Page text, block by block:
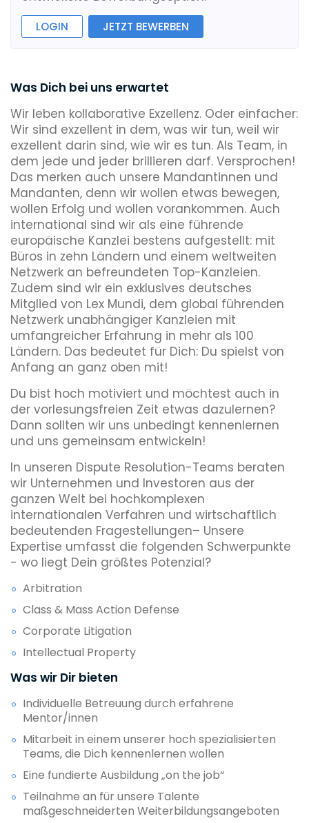
LOGIN JETZT BEWERBEN
Was Dich bei uns erwartet
Wir leben kollaborative Exzellenz. Oder einfacher:
Wir sind exzellent in dem, was wir tun, weil wir
exzellent darin sind, wie wir es tun. Als Team, in
dem jede und jeder brillieren darf. Versprochen!
Das merken auch unsere Mandantinnen und
Mandanten, denn wir wollen etwas bewegen,
wollen Erfolg und wollen vorankommen. Auch
international sind wir als eine führende
europäische Kanzlei bestens aufgestellt: mit
Büros in zehn Ländern und einem weltweiten
Netzwerk an befreundeten Top-Kanzleien.
Zudem sind wir ein exklusives deutsches
Mitglied von Lex Mundi, dem global führenden
Netzwerk unabhängiger Kanzleien mit
umfangreicher Erfahrung in mehr als 100
Ländern. Das bedeutet für Dich: Du spielst von
Anfang an ganz oben mit!
Du bist hoch motiviert und möchtest auch in
der vorlesungsfreien Zeit etwas dazulernen?
Dann sollten wir uns unbedingt kennenlernen
und uns gemeinsam entwickeln!
In unseren Dispute Resolution-Teams beraten
wir Unternehmen und Investoren aus der
ganzen Welt bei hochkomplexen
internationalen Verfahren und wirtschaftlich
bedeutenden Fragestellungen– Unsere
Expertise umfasst die folgenden Schwerpunkte
- wo liegt Dein größtes Potenzial?
Arbitration
Class & Mass Action Defense
Corporate Litigation
Intellectual Property
Was wir Dir bieten
Individuelle Betreuung durch erfahrene
Mentor/innen
Mitarbeit in einem unserer hoch spezialisierten
Teams, die Dich kennenlernen wollen
Eine fundierte Ausbildung „on the job“
Teilnahme an für unsere Talente
maßgeschneiderten Weiterbildungsangeboten